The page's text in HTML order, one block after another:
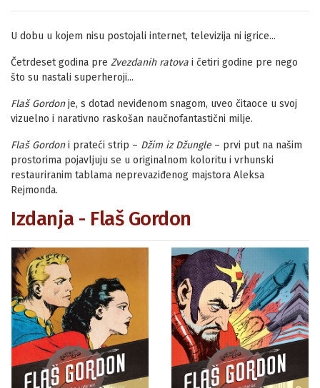
U dobu u kojem nisu postojali internet, televizija ni igrice...
Četrdeset godina pre Zvezdanih ratova i četiri godine pre nego
što su nastali superheroji...
Flaš Gordonje, s dotad neviđenom snagom, uveo čitaoce u svoj
vizuelno i narativno raskošan naučnofantastični milje.
Flaš Gordoni prateći strip – Džim iz Džungle – prvi put na našim
prostorima pojavljuju se u originalnom koloritu i vrhunski
restauriranim tablama neprevaziđenog majstora Aleksa
Rejmonda.
Izdanja - Flaš Gordon